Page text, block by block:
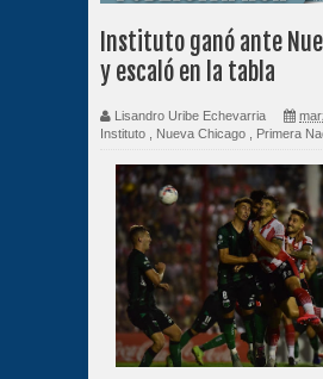
Instituto ganó ante
y escaló en la tabla
Lisandro Uribe Echevarria
Instituto
Nueva Chicago Primera